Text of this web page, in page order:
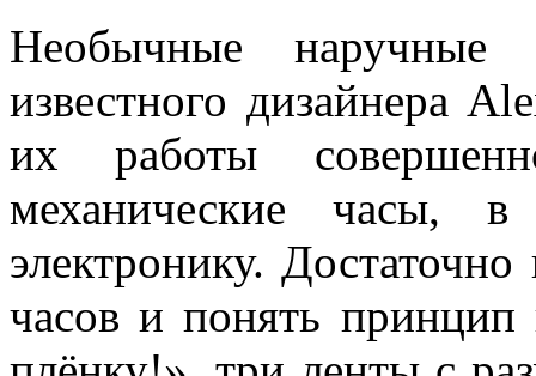
Необычные наручные
известного дизайнера
их работы
механические часы,
электронику.
часов и понять